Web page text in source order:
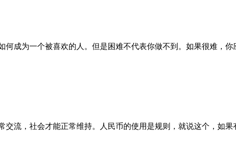
为一个被喜欢的人。但是困难不代表你做不到。如果很难，你
，社会才能正常维持。人民币的使用是规则，就说这个，如果